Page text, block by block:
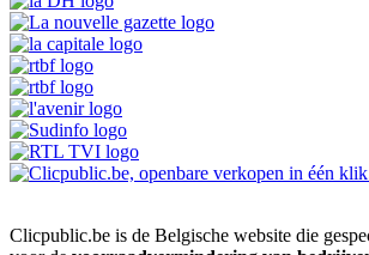
Clicpublic.be is de Belgische website die